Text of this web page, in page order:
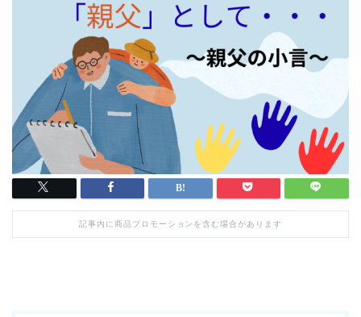
記事内に商品プロモーションを含む場合があります